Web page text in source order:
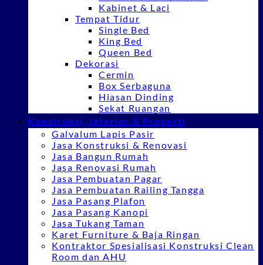
Kabinet & Laci
Tempat Tidur
Single Bed
King Bed
Queen Bed
Dekorasi
Cermin
Box Serbaguna
Hiasan Dinding
Sekat Ruangan
Konstruksi, Interior & Properti
Galvalum Lapis Pasir
Jasa Konstruksi & Renovasi
Jasa Bangun Rumah
Jasa Renovasi Rumah
Jasa Pembuatan Pagar
Jasa Pembuatan Railing Tangga
Jasa Pasang Plafon
Jasa Pasang Kanopi
Jasa Tukang Taman
Karet Furniture & Baja Ringan
Kontraktor Spesialisasi Konstruksi Clean
Room dan AHU